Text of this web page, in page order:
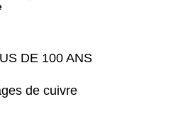
DE 100 ANS
de cuivre